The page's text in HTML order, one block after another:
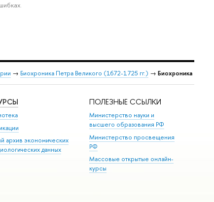
→ Биохроника Петра Великого (1672-1725 гг.) → Биохроника
архив экономических
данных
ПОЛЕЗНЫЕ ССЫЛКИ
Министерство науки и
высшего образования РФ
Министерство просвещения
РФ
Массовые открытые онлайн-
курсы